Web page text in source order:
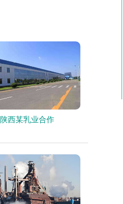
陕西某乳业合作